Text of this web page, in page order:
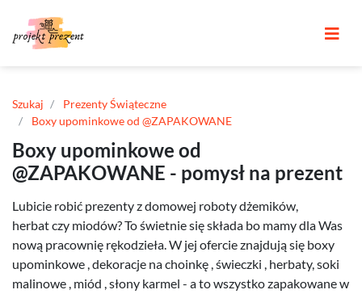
Szukaj
Prezenty Świąteczne
Boxy upominkowe od @ZAPAKOWANE
Boxy upominkowe od
@ZAPAKOWANE - pomysł na prezent
Lubicie robić prezenty z domowej roboty dżemików,
herbat czy miodów? To świetnie się składa bo mamy dla Was
nową pracownię rękodzieła. W jej ofercie znajdują się boxy
upominkowe , dekoracje na choinkę , świeczki , herbaty, soki
malinowe , miód , słony karmel - a to wszystko zapakowane w